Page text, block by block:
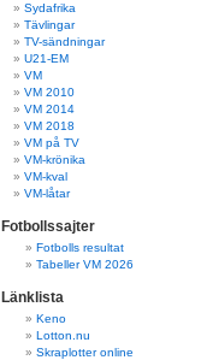
Sydafrika
Tävlingar
TV-sändningar
U21-EM
VM
VM 2010
VM 2014
VM 2018
VM på TV
VM-krönika
VM-kval
VM-låtar
Fotbollssajter
Fotbolls resultat
Tabeller VM 2026
Länklista
Keno
Lotton.nu
Skraplotter online